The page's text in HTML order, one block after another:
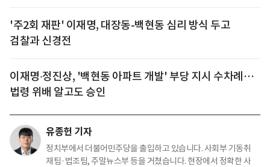
'주2회 재판' 이재명, 대장동-백현동 심리 방식 두고
검찰과 신경전
이재명‧정진상, '백현동 아파트 개발' 부당 지시 수차례…
법령 위배 알고도 승인
유종헌 기자
정치부에서 더불어민주당을 출입하고 있습니다. 사회부 기동취
재팀·법조팀, 주말뉴스부 등을 거쳤습니다. 현장에서 정확한 사